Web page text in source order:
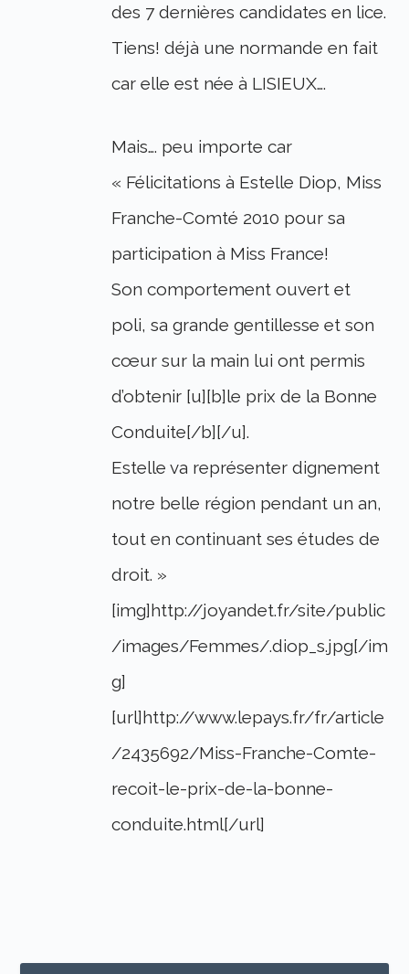
des 7 dernières candidates en lice.
Tiens! déjà une normande en fait
car elle est née à LISIEUX….
Mais…. peu importe car
« Félicitations à Estelle Diop, Miss
Franche-Comté 2010 pour sa
participation à Miss France!
Son comportement ouvert et
poli, sa grande gentillesse et son
cœur sur la main lui ont permis
d’obtenir [u][b]le prix de la Bonne
Conduite[/b][/u].
Estelle va représenter dignement
notre belle région pendant un an,
tout en continuant ses études de
droit. »
[img]http://joyandet.fr/site/public
/images/Femmes/.diop_s.jpg[/im
g]
[url]http://www.lepays.fr/fr/article
/2435692/Miss-Franche-Comte-
recoit-le-prix-de-la-bonne-
conduite.html[/url]